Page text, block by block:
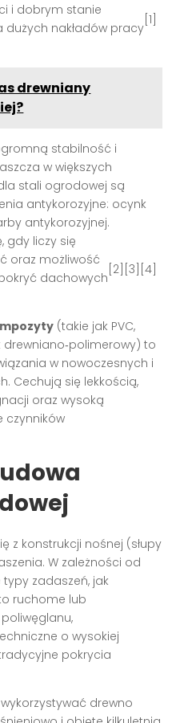
i dobrym stanie
nakładów pracy
[1]
drewniany
stabilność i
w większych
stali ogrodowej są
antykorozyjne: ocynk
antykorozyjnej.
gdy liczy się
oraz możliwość
dachowych
[2][3][4]
(takie jak PVC,
to
w nowoczesnych i
Cechują się lekkością,
oraz wysoką
czynników
z konstrukcji nośnej (słupy
W zależności od
zadaszeń, jak
ruchome lub
o wysokiej
pokrycia
drewno